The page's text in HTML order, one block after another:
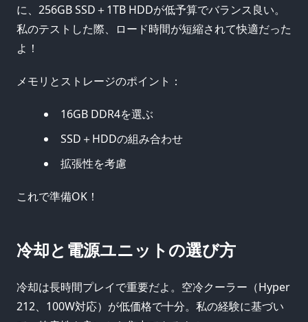
に、256GB SSD＋1TB HDDが低予算でバランス良い。
私のテストした際、ロード時間が短縮されて快適だった
よ！
メモリとストレージのポイント：
16GB DDR4を選ぶ
SSD＋HDDの組み合わせ
拡張性を考慮
これで準備OK！
冷却と電源ユニットの選び方
冷却は長時間プレイで重要だよ。空冷クーラー（Hyper
212、100W対応）が低価格で十分。私の経験に基づい